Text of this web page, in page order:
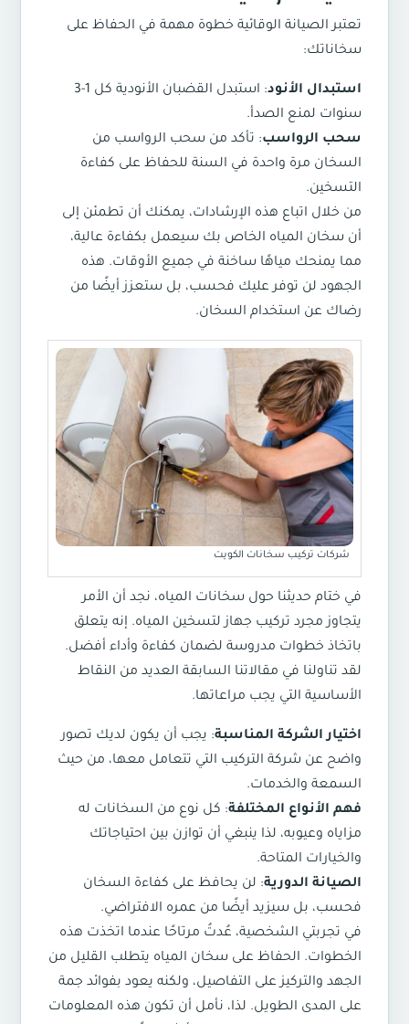
تعتبر الصيانة الوقائية خطوة مهمة في الحفاظ على
سخاناتك:
استبدال الأنود
: استبدل القضبان الأنودية كل 1-3
سنوات لمنع الصدأ.
سحب الرواسب: تأكد من سحب الرواسب من
السخان مرة واحدة في السنة للحفاظ على كفاءة
التسخين.
من خلال اتباع هذه الإرشادات، يمكنك أن تطمئن إلى
أن سخان المياه الخاص بك سيعمل بكفاءة عالية،
مما يمنحك مياهًا ساخنة في جميع الأوقات. هذه
الجهود لن توفر عليك فحسب، بل ستعزز أيضًا من
رضاك عن استخدام السخان.
شركات تركيب سخانات الكويت
في ختام حديثنا حول سخانات المياه، نجد أن الأمر
يتجاوز مجرد تركيب جهاز لتسخين المياه. إنه يتعلق
باتخاذ خطوات مدروسة لضمان كفاءة وأداء أفضل.
لقد تناولنا في مقالاتنا السابقة العديد من النقاط
الأساسية التي يجب مراعاتها.
اختيار الشركة المناسبة: يجب أن يكون لديك تصور
واضح عن شركة التركيب التي تتعامل معها، من حيث
السمعة والخدمات.
فهم الأنواع المختلفة: كل نوع من السخانات له
مزاياه وعيوبه، لذا ينبغي أن توازن بين احتياجاتك
والخيارات المتاحة.
الصيانة الدورية: لن يحافظ على كفاءة السخان
فحسب، بل سيزيد أيضًا من عمره الافتراضي.
في تجربتي الشخصية، عُدتُ مرتاحًا عندما اتخذت هذه
الخطوات. الحفاظ على سخان المياه يتطلب القليل من
الجهد والتركيز على التفاصيل، ولكنه يعود بفوائد جمة
على المدى الطويل. لذا، نأمل أن تكون هذه المعلومات